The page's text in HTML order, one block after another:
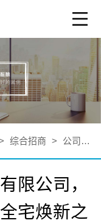
综合招商 > 公司新闻
限公司，
宅焕新之